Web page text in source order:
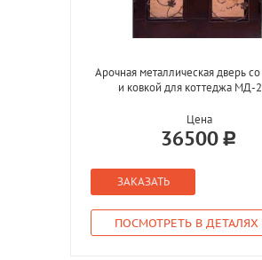
Арочная металлическая дверь
и ковкой для коттеджа МД-
Цена
36500
ЗАКАЗАТЬ
ПОСМОТРЕТЬ В ДЕТАЛЯХ